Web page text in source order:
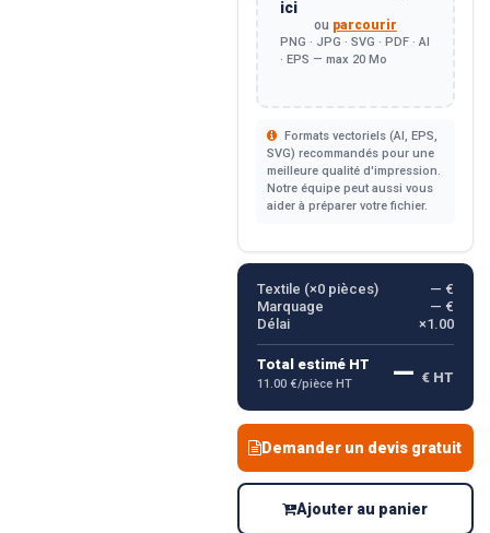
ici
ou parcourir
PNG · JPG · SVG · PDF · AI
· EPS — max 20 Mo
Formats vectoriels (AI, EPS,
SVG) recommandés pour une
meilleure qualité d'impression.
Notre équipe peut aussi vous
aider à préparer votre fichier.
Textile (×0pièces)
— €
Marquage
— €
Délai
×1.00
Total estimé HT
11.00 €/pièce HT — € HT
Demander un devis gratuit
Ajouter au panier